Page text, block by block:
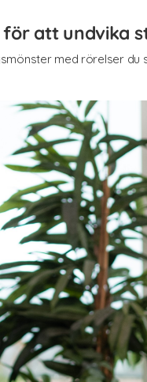
för att undvika
med rörelser du